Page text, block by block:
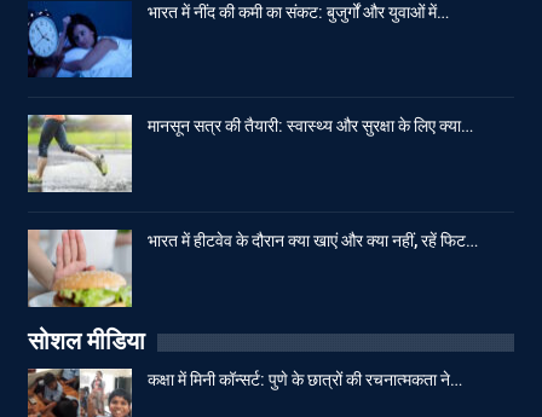
भारत में नींद की कमी का संकट: बुजुर्गों और युवाओं में…
मानसून सत्र की तैयारी: स्वास्थ्य और सुरक्षा के लिए क्या…
भारत में हीटवेव के दौरान क्या खाएं और क्या नहीं, रहें फिट…
सोशल मीडिया
कक्षा में मिनी कॉन्सर्ट: पुणे के छात्रों की रचनात्मकता ने…